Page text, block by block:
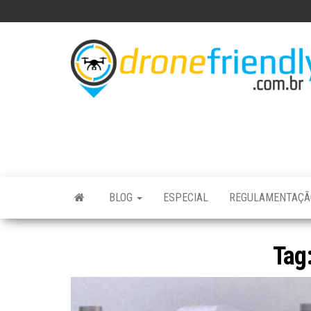
BLOG ESPECIAL